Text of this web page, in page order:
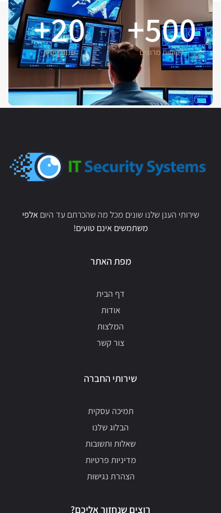
לקוחות מרוצים
500
+
שנות ניסיון
20
+
שירותי הענן שלנו שונים מכל מה שהכרתם עד היוםאלפי
משתמשים אינם טועים!
מפת האתר
דף הבית
אודות
המלצות
צור קשר
שירותי החברה
תמיכה עסקית
הבלוג שלנו
שאלות ותשובות
מדיניות פרטיות
הצהרת נגישות
רוצים שנחזור אליכם?